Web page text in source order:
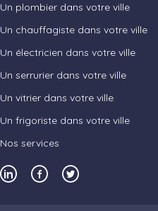
Un plombier dans votre ville
Un chauffagiste dans votre ville
Un électricien dans votre ville
Un serrurier dans votre ville
Un vitrier dans votre ville
Un frigoriste dans votre ville
Nos services